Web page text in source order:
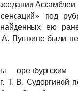
под
ею
А. Пушкине были
оренбургским
г. Т. В.